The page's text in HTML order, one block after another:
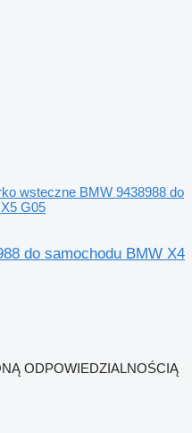
wsteczne BMW 9438988 do
G05
do samochodu BMW X4
ODPOWIEDZIALNOŚCIĄ